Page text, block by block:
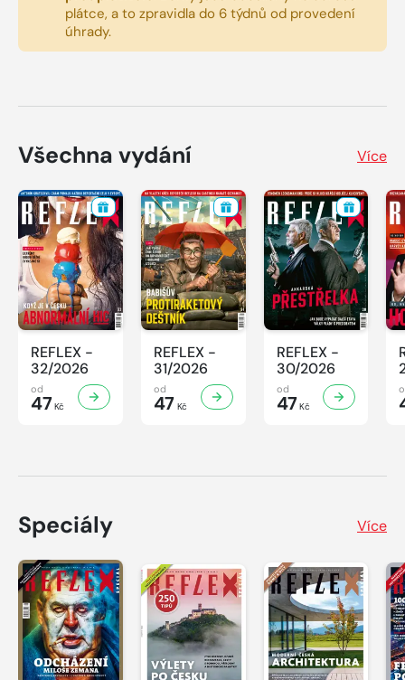
plátce, a to zpravidla do 6 týdnů od provedení
úhrady.
Všechna vydání Více
REFLEX -
32/2026
od
47 Kč
REFLEX -
31/2026
od
47 Kč
REFLEX -
30/2026
od
47Kč
Speciály Více